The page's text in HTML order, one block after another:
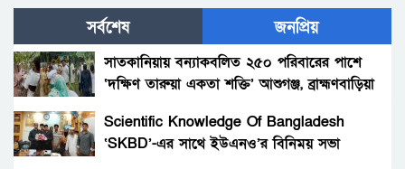
হাকিমপুরসহ ৪ উপজেলায় বিএনপির এমপি প্রার্থী ডাঃ
জাহিদের ব্যাবস্থাপনায় ফ্রী মেডিকেল ক্যাম্প ও ঔষধ
বিতরণ।
গ্রহন।
সর্বশেষ জনপ্রিয়
সাতকানিয়ায় বন্যাকবলিত ২৫০ পরিবারের পাশে
‘দক্ষিণ তারুয়া একতা শক্তি’ আশুগঞ্জ, ব্রাহ্মণবাড়িয়া
Scientific Knowledge Of Bangladesh
‘SKBD’-এর সাথে ইউএনও’র বিনিময় সভা